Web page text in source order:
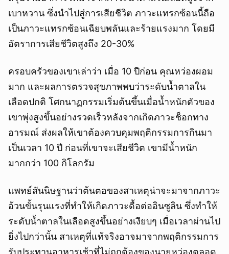
เบาหวาน ซึ่งนำไปสู่การเสียชีวิต ภาวะแทรกซ้อนนี้ถือ
เป็นภาวะแทรกซ้อนเฉียบพลันและร้ายแรงมาก โดยมี
อัตราการเสียชีวิตสูงถึง 20-30%
ครอบครัวของเขาเล่าว่า เมื่อ 10 ปีก่อน คุณหว่องผอม
มาก และผลการตรวจสุขภาพพบว่าระดับน้ำตาลใน
เลือดปกติ โศกนาฏกรรมเริ่มต้นขึ้นเมื่อน้ำหนักตัวของ
เขาพุ่งสูงขึ้นอย่างรวดเร็วหลังจากเกิดภาวะช็อกทาง
อารมณ์ ส่งผลให้เขาต้องควบคุมพฤติกรรมการกินมา
เป็นเวลา 10 ปี ก่อนที่เขาจะเสียชีวิต เขามีน้ำหนัก
มากกว่า 100 กิโลกรัม
แพทย์สันนิษฐานว่าต้นตอของสาเหตุน่าจะมาจากภาวะ
อ้วนขั้นรุนแรงที่ทำให้เกิดภาวะดื้อต่ออินซูลิน ซึ่งทำให้
ระดับน้ำตาลในเลือดสูงขึ้นอย่างเงียบๆ เมื่อเวลาผ่านไป
ยิ่งไปกว่านั้น สาเหตุที่แท้จริงอาจมาจากพฤติกรรมการ
รับประทานอาหารเช้าที่ไม่ถูกต้องของนายหว่องตลอด